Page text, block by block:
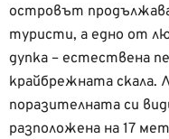
островът
туристи, а едно от
дупка – естествена
крайбрежната скала.
поразителната си
разположена на 17